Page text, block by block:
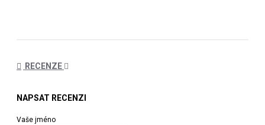
RECENZE
NAPSAT RECENZI
Vaše jméno